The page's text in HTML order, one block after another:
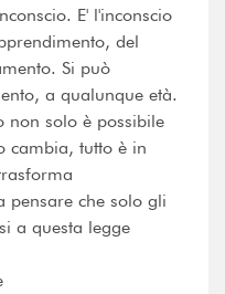
E' l'inconscio
del
Si può
a qualunque età.
non solo è possibile
cambia, tutto è in
pensare che solo gli
a questa legge